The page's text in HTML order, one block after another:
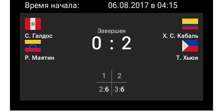
Время начала:
06.08.2017 в 04:15
С. Галдос
Р. Маятин
Завершен
0 : 2 Х. С. Кабаль
Т. Хьюи
1
2
2:6 3:6